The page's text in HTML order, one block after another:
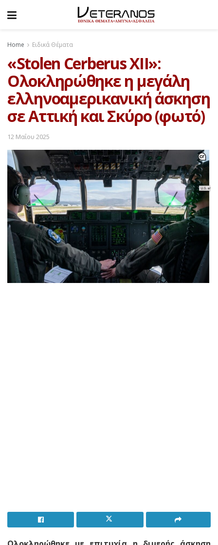
Home Ειδικά Θέματα
«Stolen Cerberus XII»:
Ολοκληρώθηκε η μεγάλη
ελληνοαμερικανική άσκηση
σε Αττική και Σκύρο (φωτό)
12 Μαΐου 2025